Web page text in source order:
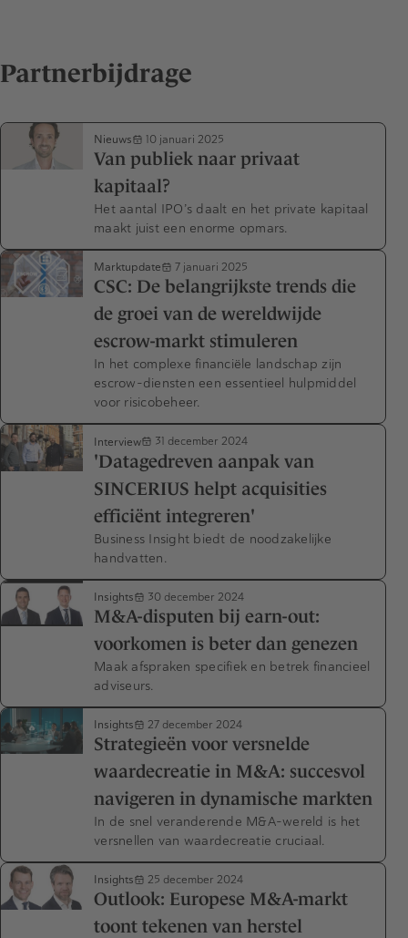
Partnerbijdrage
Nieuws 10 januari 2025
Van publiek naar privaat
kapitaal?
Het aantal IPO’s daalt en het private kapitaal
maakt juist een enorme opmars.
Marktupdate 7 januari 2025
CSC: De belangrijkste trends die
de groei van de wereldwijde
escrow-markt stimuleren
In het complexe financiële landschap zijn
escrow-diensten een essentieel hulpmiddel
voor risicobeheer.
Interview 31 december 2024
'Datagedreven aanpak van
SINCERIUS helpt acquisities
efficiënt integreren'
Business Insight biedt de noodzakelijke
handvatten.
Insights 30 december 2024
M&A-disputen bij earn-out:
voorkomen is beter dan genezen
Maak afspraken specifiek en betrek financieel
adviseurs.
Insights 27 december 2024
Strategieën voor versnelde
waardecreatie in M&A: succesvol
navigeren in dynamische markten
In de snel veranderende M&A-wereld is het
versnellen van waardecreatie cruciaal.
Insights 25 december 2024
Outlook: Europese M&A-markt
toont tekenen van herstel